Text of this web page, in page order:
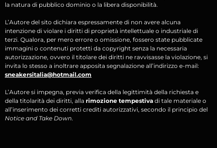
la natura di pubblico dominio o la libera disponibilità.
L’Autore del sito dichiara espressamente di non avere alcuna
intenzione di violare i diritti di proprietà intellettuale o industriale di
terzi. Qualora, per mero errore o omissione, fossero state pubblicate
immagini o contenuti protetti da copyright senza la necessaria
autorizzazione, ovvero il titolare dei diritti ne ravvisasse la violazione, si
invita lo stesso a inoltrare apposita segnalazione all’indirizzo e-mail:
sneakersitalia@hotmail.com
L’Autore si impegna, previa verifica della legittimità della richiesta e
della titolarità dei diritti, alla rimozione tempestiva di tale materiale o
all’inserimento dei corretti crediti autorizzativi, secondo il principio del
Notice and Take Down.